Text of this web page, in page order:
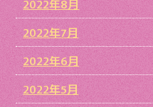
2022年8月
2022年7月
2022年6月
2022年5月